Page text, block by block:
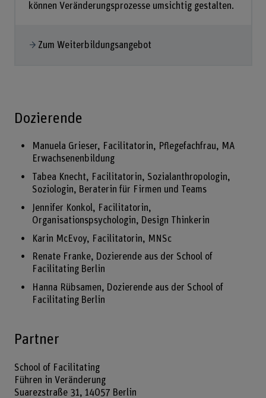
können Veränderungsprozesse umsichtig gestalten.
Zum Weiterbildungsangebot
Dozierende
Manuela Grieser, Facilitatorin, Pflegefachfrau, MA
Erwachsenenbildung
Tabea Knecht, Facilitatorin, Sozialanthropologin,
Soziologin, Beraterin für Firmen und Teams
Jennifer Konkol, Facilitatorin,
Organisationspsychologin, Design Thinkerin
Karin McEvoy, Facilitatorin, MNSc
Renate Franke, Dozierende aus der School of
Facilitating Berlin
Hanna Rübsamen, Dozierende aus der School of
Facilitating Berlin
Partner
School of Facilitating
Führen in Veränderung
Suarezstraße 31, 14057 Berlin